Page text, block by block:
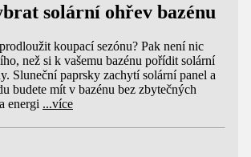
solární ohřev bazénu
koupací sezónu? Pak není nic
než si k vašemu bazénu pořídit solární
Sluneční paprsky zachytí solární panel a
budete mít v bazénu bez zbytečných
energi ...více